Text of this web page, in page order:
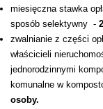
miesięczna stawka
sposób selektywny -
zwalnianie z części
właścicieli
jednorodzinnymi
komunalne w
osoby.